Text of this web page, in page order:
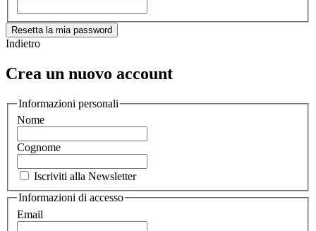
Resetta la mia password
Indietro
Crea un nuovo account
Informazioni personali
Nome
Cognome
Iscriviti alla Newsletter
Informazioni di accesso
Email